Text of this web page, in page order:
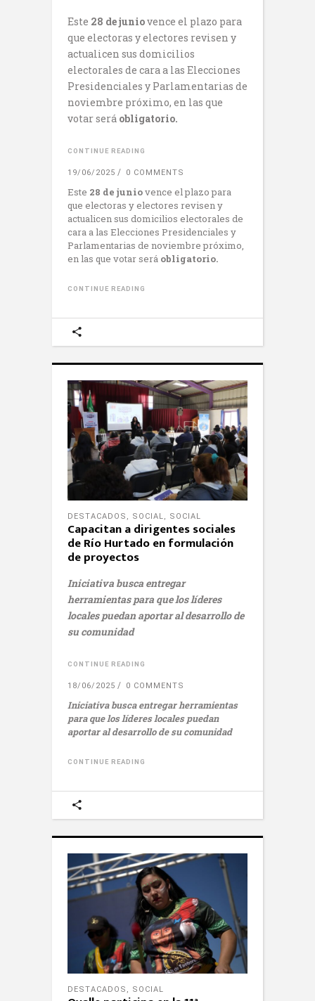
Este 28 de juniovence el plazo para
que electoras y electores revisen y
actualicen sus domicilios
electorales de cara a las Elecciones
Presidenciales y Parlamentarias de
noviembre próximo, en las que
votar será obligatorio.
CONTINUE READING
19/06/2025 0 COMMENTS
Este 28 de juniovence el plazo para
que electoras y electores revisen y
actualicen sus domicilios electorales de
cara a las Elecciones Presidenciales y
Parlamentarias de noviembre próximo,
en las que votar será obligatorio.
CONTINUE READING
DESTACADOS , SOCIAL, SOCIAL
Capacitan a dirigentes sociales
de Río Hurtado en formulación
de proyectos
Iniciativa busca entregar
herramientas para que los líderes
locales puedan aportar al desarrollo de
su comunidad
CONTINUE READING
18/06/2025 0 COMMENTS
Iniciativa busca entregar herramientas
para que los líderes locales puedan
aportar al desarrollo de su comunidad
CONTINUE READING
DESTACADOS , SOCIAL